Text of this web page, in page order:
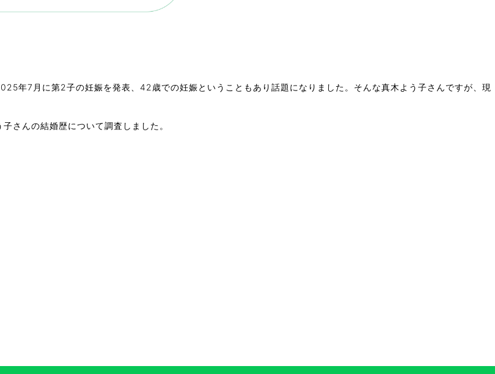
年7月に第2子の妊娠を発表、42歳での妊娠ということもあり話題になりました。そんな真木よう子さんですが、現
さんの結婚歴について調査しました。